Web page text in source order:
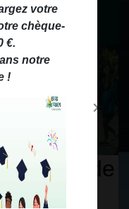
de
votre
chèque-
€.
notre
!
chevron_right